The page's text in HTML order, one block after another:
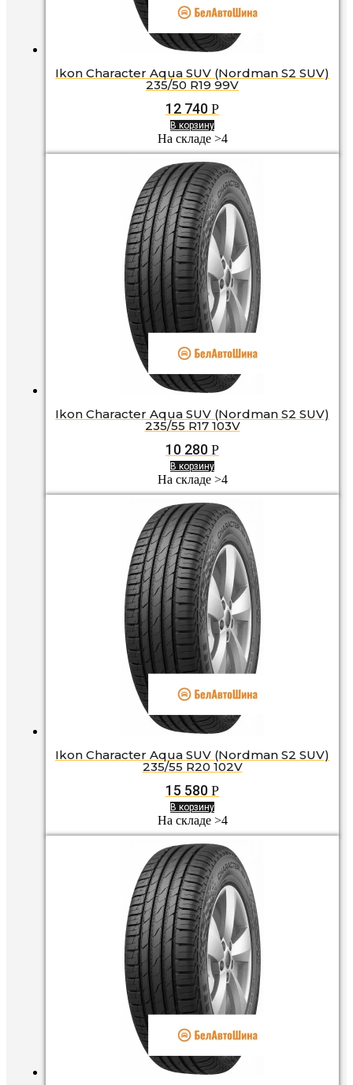
Ikon Character Aqua SUV (Nordman S2 SUV)
235/50 R19 99V
12 740 Р
В корзину
На складе >4
Ikon Character Aqua SUV (Nordman S2 SUV)
235/55 R17 103V
10 280 Р
В корзину
На складе >4
Ikon Character Aqua SUV (Nordman S2 SUV)
235/55 R20 102V
15 580 Р
В корзину
На складе >4